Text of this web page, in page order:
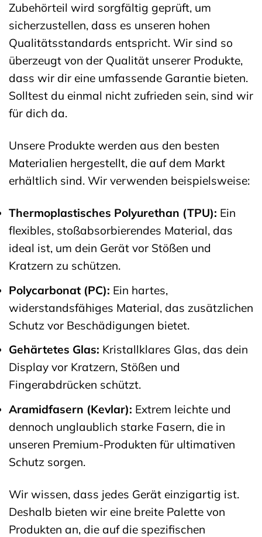
Zubehörteil wird sorgfältig geprüft, um
sicherzustellen, dass es unseren hohen
Qualitätsstandards entspricht. Wir sind so
überzeugt von der Qualität unserer Produkte,
dass wir dir eine umfassende Garantie bieten.
Solltest du einmal nicht zufrieden sein, sind wir
für dich da.
Unsere Produkte werden aus den besten
Materialien hergestellt, die auf dem Markt
erhältlich sind. Wir verwenden beispielsweise:
Thermoplastisches Polyurethan (TPU): Ein
flexibles, stoßabsorbierendes Material, das
ideal ist, um dein Gerät vor Stößen und
Kratzern zu schützen.
Polycarbonat (PC): Ein hartes,
widerstandsfähiges Material, das zusätzlichen
Schutz vor Beschädigungen bietet.
Gehärtetes Glas: Kristallklares Glas, das dein
Display vor Kratzern, Stößen und
Fingerabdrücken schützt.
Aramidfasern (Kevlar): Extrem leichte und
dennoch unglaublich starke Fasern, die in
unseren Premium-Produkten für ultimativen
Schutz sorgen.
Wir wissen, dass jedes Gerät einzigartig ist.
Deshalb bieten wir eine breite Palette von
Produkten an, die auf die spezifischen